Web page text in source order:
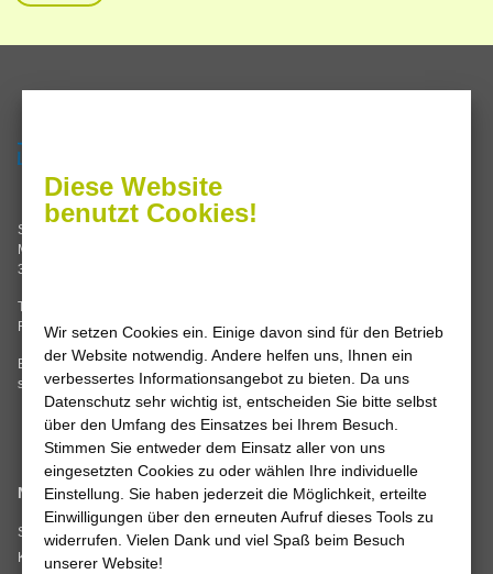
Stadtwerke Leine-Solling GmbH
Mannenstraße 62
37186 Moringen
Tel. 05554 99347-0
Fax 05554 99347-14
E-Mail:info@stadtwerke-leine-
solling.de
Mi, Fr 8.00 – 12.00 Uhr
Navigation
Startseite
Kontakt
Wir sind
zertifiziert
Diese Website
benutzt Cookies!
Wir setzen Cookies ein. Einige davon sind für den Betrieb
der Website notwendig. Andere helfen uns, Ihnen ein
verbessertes Informationsangebot zu bieten. Da uns
Datenschutz sehr wichtig ist, entscheiden Sie bitte selbst
über den Umfang des Einsatzes bei Ihrem Besuch.
Stimmen Sie entweder dem Einsatz aller von uns
eingesetzten Cookies zu oder wählen Ihre individuelle
Einstellung. Sie haben jederzeit die Möglichkeit, erteilte
Einwilligungen über den erneuten Aufruf dieses Tools zu
widerrufen. Vielen Dank und viel Spaß beim Besuch
unserer Website!